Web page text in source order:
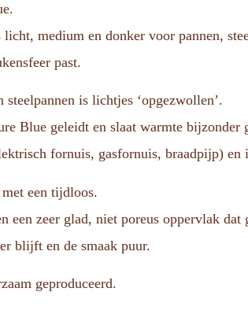
medium en donker voor pannen,
past.
is lichtjes ‘opgezwollen’.
Blue geleidt en slaat warmte
fornuis, gasfornuis, braadpijp) en
een tijdloos.
een zeer glad, niet poreus oppervlak dat
blijft en de smaak puur.
geproduceerd.